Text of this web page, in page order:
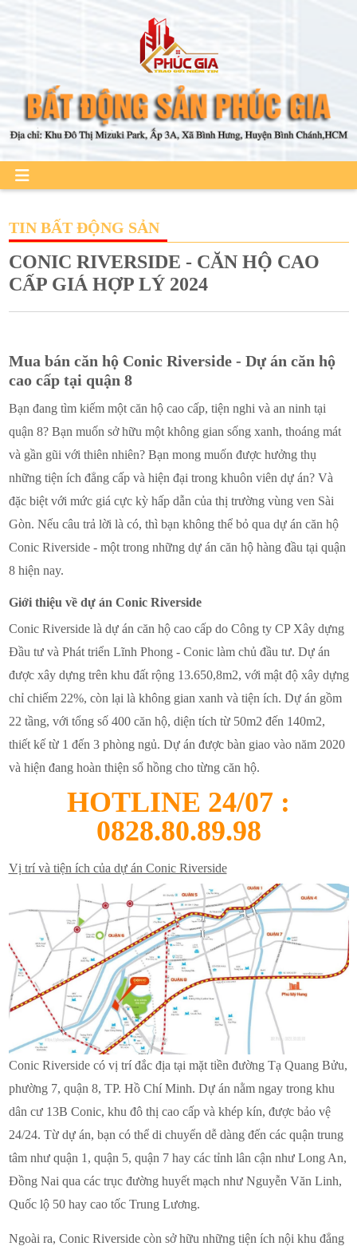
TIN BẤT ĐỘNG SẢN
CONIC RIVERSIDE - CĂN HỘ CAO
CẤP GIÁ HỢP LÝ 2024
Mua bán căn hộ Conic Riverside - Dự án căn hộ
cao cấp tại quận 8
Bạn đang tìm kiếm một căn hộ cao cấp, tiện nghi và an ninh tại
quận 8? Bạn muốn sở hữu một không gian sống xanh, thoáng mát
và gần gũi với thiên nhiên? Bạn mong muốn được hưởng thụ
những tiện ích đẳng cấp và hiện đại trong khuôn viên dự án? Và
đặc biệt với mức giá cực kỳ hấp dẫn của thị trường vùng ven Sài
Gòn. Nếu câu trả lời là có, thì bạn không thể bỏ qua dự án căn hộ
Conic Riverside - một trong những dự án căn hộ hàng đầu tại quận
8 hiện nay.
Giới thiệu về dự án Conic Riverside
Conic Riverside là dự án căn hộ cao cấp do Công ty CP Xây dựng
Đầu tư và Phát triển Lĩnh Phong - Conic làm chủ đầu tư. Dự án
được xây dựng trên khu đất rộng 13.650,8m2, với mật độ xây dựng
chỉ chiếm 22%, còn lại là không gian xanh và tiện ích. Dự án gồm
22 tầng, với tổng số 400 căn hộ, diện tích từ 50m2 đến 140m2,
thiết kế từ 1 đến 3 phòng ngủ. Dự án được bàn giao vào năm 2020
và hiện đang hoàn thiện sổ hồng cho từng căn hộ.
HOTLINE 24/07 :
0828.80.89.98
Vị trí và tiện ích của dự án Conic Riverside
Conic Riverside có vị trí đắc địa tại mặt tiền đường Tạ Quang Bửu,
phường 7, quận 8, TP. Hồ Chí Minh. Dự án nằm ngay trong khu
dân cư 13B Conic, khu đô thị cao cấp và khép kín, được bảo vệ
24/24. Từ dự án, bạn có thể di chuyển dễ dàng đến các quận trung
tâm như quận 1, quận 5, quận 7 hay các tỉnh lân cận như Long An,
Đồng Nai qua các trục đường huyết mạch như Nguyễn Văn Linh,
Quốc lộ 50 hay cao tốc Trung Lương.
Ngoài ra, Conic Riverside còn sở hữu những tiện ích nội khu đẳng